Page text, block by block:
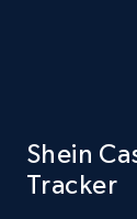
URL,
Rating,
and more.
Shein
Tracker